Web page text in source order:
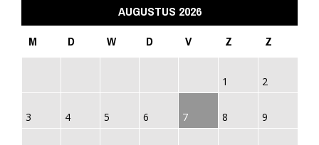
AUGUSTUS 2026
M
D W D V Z Z
1 2
3 4 5 6 7 8 9